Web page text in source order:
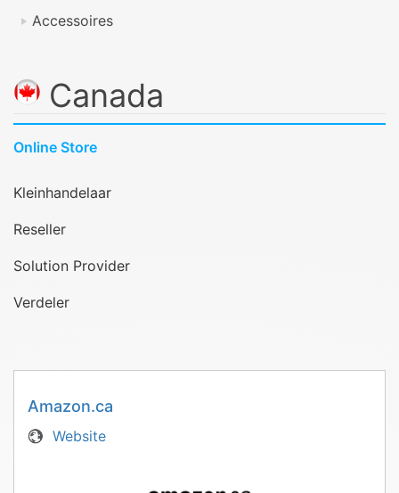
Accessoires
Canada
Online Store
Kleinhandelaar
Reseller
Solution Provider
Verdeler
Amazon.ca
Website